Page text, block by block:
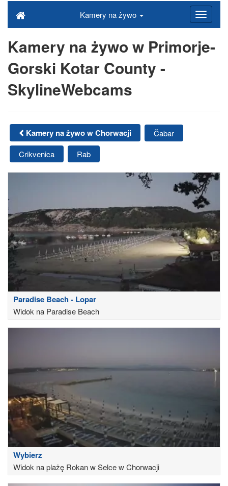
Kamery na żywo
Kamery na żywo w Primorje-
Gorski Kotar County -
SkylineWebcams
Kamery na żywo w Chorwacji
Čabar
Crikvenica
Rab
Paradise Beach - Lopar
Widok na Paradise Beach
Wybierz
Widok na plażę Rokan w Selce w Chorwacji